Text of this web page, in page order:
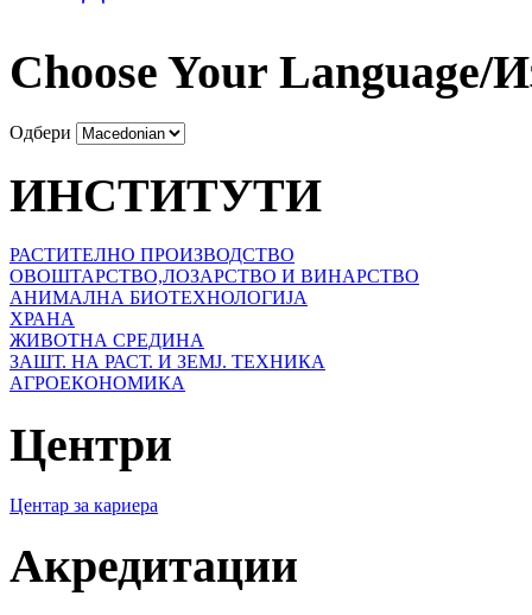
Choose Your Language/
Одбери
ИНСТИТУТИ
РАСТИТЕЛНО ПРОИЗВОДСТВО
ОВОШТАРСТВО,ЛОЗАРСТВО И ВИНАРСТВО
АНИМАЛНА БИОТЕХНОЛОГИЈА
ХРАНА
ЖИВОТНА СРЕДИНА
ЗАШТ. НА РАСТ. И ЗЕМЈ. ТЕХНИКА
АГРОЕКОНОМИКА
Центри
Центар за кариера
Акредитации